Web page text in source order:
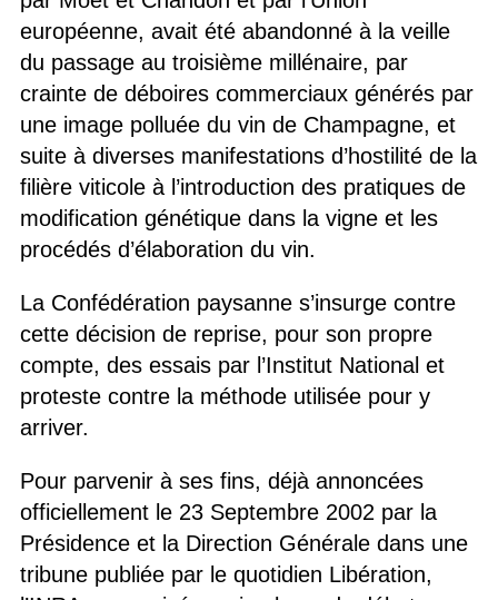
européenne, avait été abandonné à la veille
du passage au troisième millénaire, par
crainte de déboires commerciaux générés par
une image polluée du vin de Champagne, et
suite à diverses manifestations d’hostilité de la
filière viticole à l’introduction des pratiques de
modification génétique dans la vigne et les
procédés d’élaboration du vin.
La Confédération paysanne s’insurge contre
cette décision de reprise, pour son propre
compte, des essais par l’Institut National et
proteste contre la méthode utilisée pour y
arriver.
Pour parvenir à ses fins, déjà annoncées
officiellement le 23 Septembre 2002 par la
Présidence et la Direction Générale dans une
tribune publiée par le quotidien Libération,